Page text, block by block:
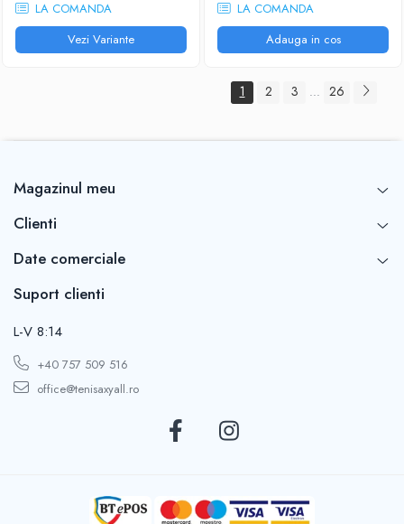
LA COMANDA
Vezi Variante
LA COMANDA
Adauga in cos
1 2 3 ... 26
Magazinul meu
Clienti
Date comerciale
Suport clienti
L-V 8:14
+40 757 509 516
office@tenisaxyall.ro